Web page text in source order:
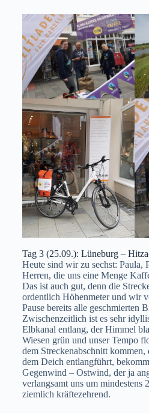
Tag 3 (25.09.): Lüneburg –
Heute sind wir zu sechst: Paula,
Herren, die uns eine Menge
Das ist auch gut, denn die
ordentlich Höhenmeter und wir
Pause bereits alle geschmierten
Zwischenzeitlich ist es sehr
Elbkanal entlang, der Himmel
Wiesen grün und unser Tempo
dem Streckenabschnitt
dem Deich entlangführt,
Gegenwind – Ostwind, der ja
verlangsamt uns um mindestens
ziemlich kräftezehrend.